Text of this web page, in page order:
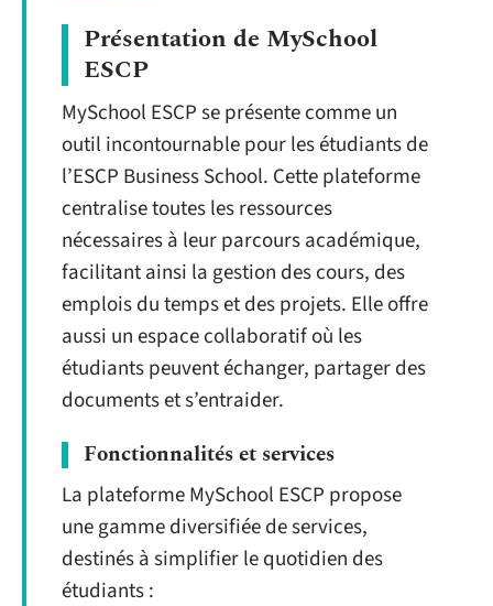
Présentation de MySchool
ESCP
MySchool ESCP se présente comme un
outil incontournable pour les étudiants de
l’ESCP Business School. Cette plateforme
centralise toutes les ressources
nécessaires à leur parcours académique,
facilitant ainsi la gestion des cours, des
emplois du temps et des projets. Elle offre
aussi un espace collaboratif où les
étudiants peuvent échanger, partager des
documents et s’entraider.
Fonctionnalités et services
La plateforme MySchool ESCP propose
une gamme diversifiée de services,
destinés à simplifier le quotidien des
étudiants :